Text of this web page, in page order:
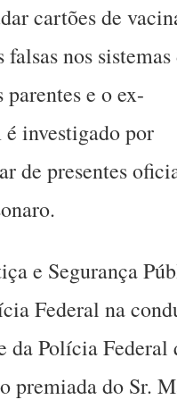
cartões de
nos sistemas
e o ex-
investigado por
de presentes
e Segurança
Federal na
da Polícia Federal
premiada do Sr.